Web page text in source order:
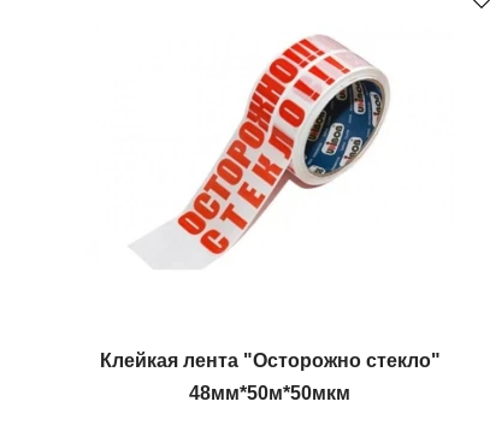
Клейкая лента "Осторожно стекло"
48мм*50м*50мкм